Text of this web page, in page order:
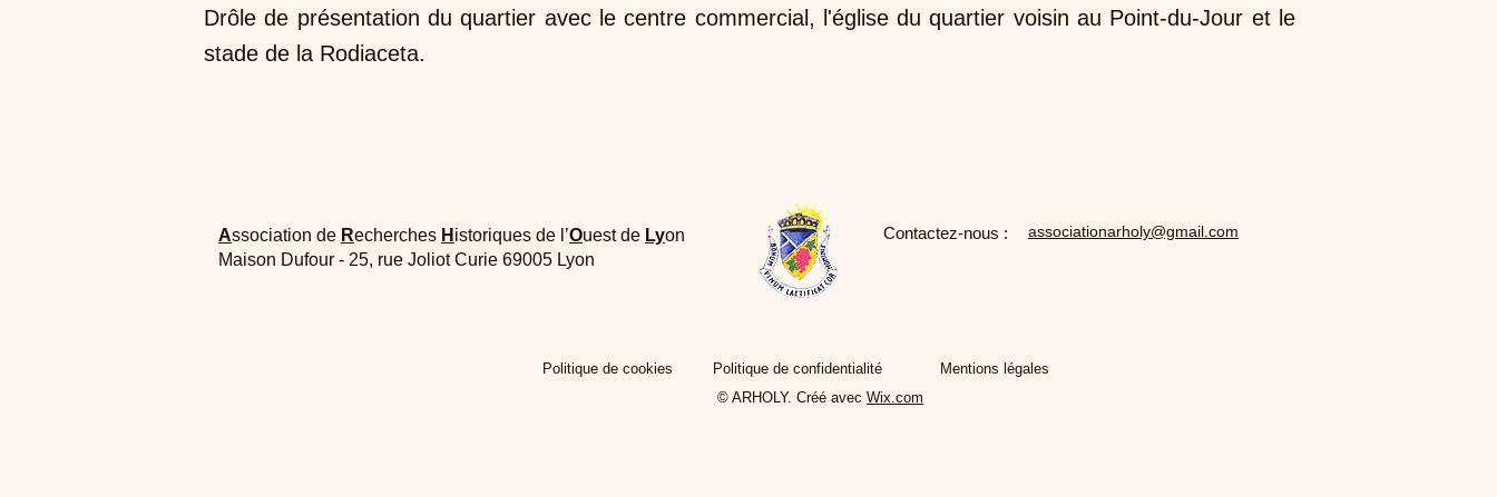
Drôle de présentation du quartier avec le centre commercial, l'église du quartier voisin au Point-du-Jour et le
stade de la Rodiaceta.
Association de Recherches H istoriques de l’Ouest de Lyon
Maison Dufour - 25, rue Joliot Curie 69005 Lyon
Contactez-nous : associationarholy@gmail.com
Politique de cookies Politique de confidentialité
Mentions légales
© ARHOLY. Créé avec Wix.com